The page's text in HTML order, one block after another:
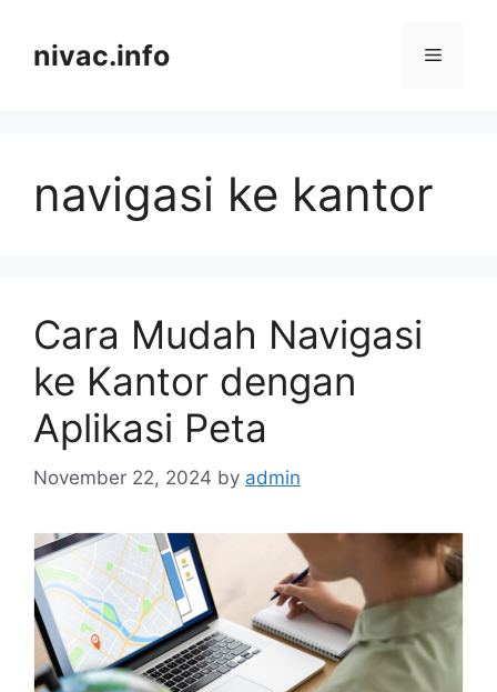
contentnivac.info Menu
navigasi ke kantor
Cara Mudah Navigasi
ke Kantor dengan
Aplikasi Peta
November 22, 2024 by admin